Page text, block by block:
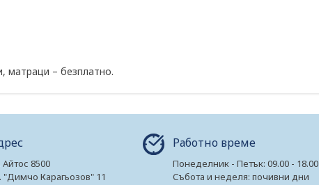
матраци – безплатно.
Айтос 8500
"Димчо Карагьозов" 11
Работно време
Понеделник - Петък: 09.00 - 18.00
Събота и неделя: почивни дни